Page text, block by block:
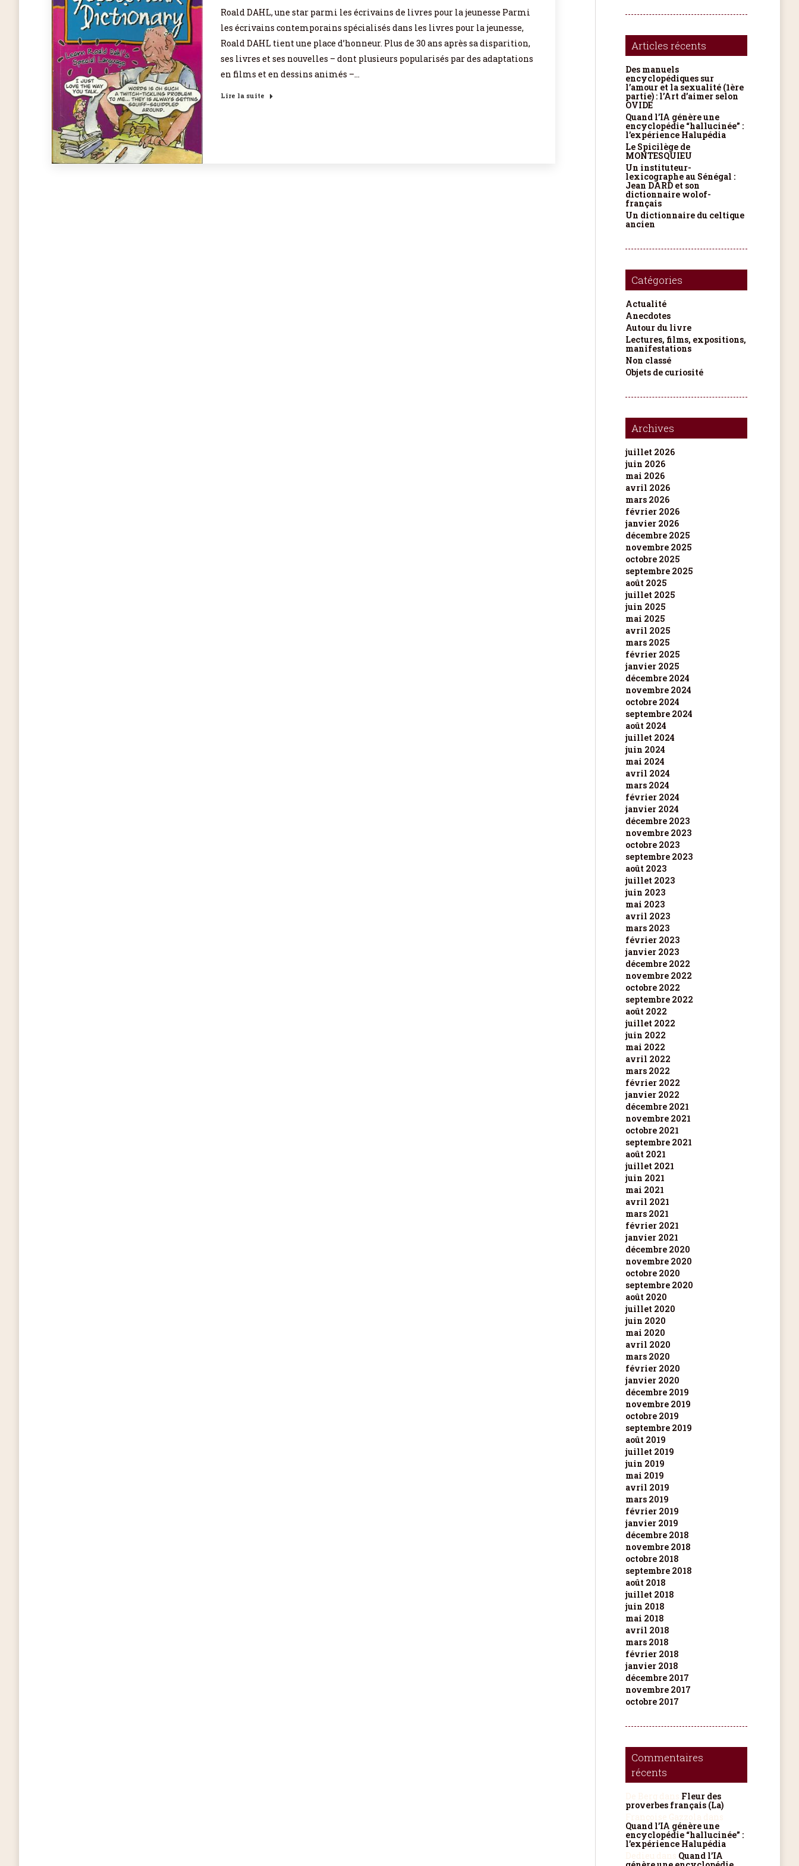
Roald DAHL, une star parmi les écrivains de livres pour la jeunesse Parmi
les écrivains contemporains spécialisés dans les livres pour la jeunesse,
Roald DAHL tient une place d’honneur. Plus de 30 ans après sa disparition,
ses livres et ses nouvelles – dont plusieurs popularisés par des adaptations
en films et en dessins animés –…
Lire la suite
Articles récents
Des manuels
encyclopédiques sur
l’amour et la sexualité (1ère
partie) : l’Art d’aimer selon
OVIDE
Quand l’IA génère une
encyclopédie “hallucinée” :
l’expérience Halupédia
Le Spicilège de
MONTESQUIEU
Un instituteur-
lexicographe au Sénégal :
Jean DARD et son
dictionnaire wolof-
français
Un dictionnaire du celtique
ancien
Catégories
Actualité
Anecdotes
Autour du livre
Lectures, films, expositions,
manifestations
Non classé
Objets de curiosité
Archives
juillet 2026
juin 2026
mai 2026
avril 2026
mars 2026
février 2026
janvier 2026
décembre 2025
novembre 2025
octobre 2025
septembre 2025
août 2025
juillet 2025
juin 2025
mai 2025
avril 2025
mars 2025
février 2025
janvier 2025
décembre 2024
novembre 2024
octobre 2024
septembre 2024
août 2024
juillet 2024
juin 2024
mai 2024
avril 2024
mars 2024
février 2024
janvier 2024
décembre 2023
novembre 2023
octobre 2023
septembre 2023
août 2023
juillet 2023
juin 2023
mai 2023
avril 2023
mars 2023
février 2023
janvier 2023
décembre 2022
novembre 2022
octobre 2022
septembre 2022
août 2022
juillet 2022
juin 2022
mai 2022
avril 2022
mars 2022
février 2022
janvier 2022
décembre 2021
novembre 2021
octobre 2021
septembre 2021
août 2021
juillet 2021
juin 2021
mai 2021
avril 2021
mars 2021
février 2021
janvier 2021
décembre 2020
novembre 2020
octobre 2020
septembre 2020
août 2020
juillet 2020
juin 2020
mai 2020
avril 2020
mars 2020
février 2020
janvier 2020
décembre 2019
novembre 2019
octobre 2019
septembre 2019
août 2019
juillet 2019
juin 2019
mai 2019
avril 2019
mars 2019
février 2019
janvier 2019
décembre 2018
novembre 2018
octobre 2018
septembre 2018
août 2018
juillet 2018
juin 2018
mai 2018
avril 2018
mars 2018
février 2018
janvier 2018
décembre 2017
novembre 2017
octobre 2017
Commentaires
récents
Fleur des
proverbes français (La)
Quand l’IA génère une
encyclopédie “hallucinée” :
l’expérience Halupédia
Quand l’IA